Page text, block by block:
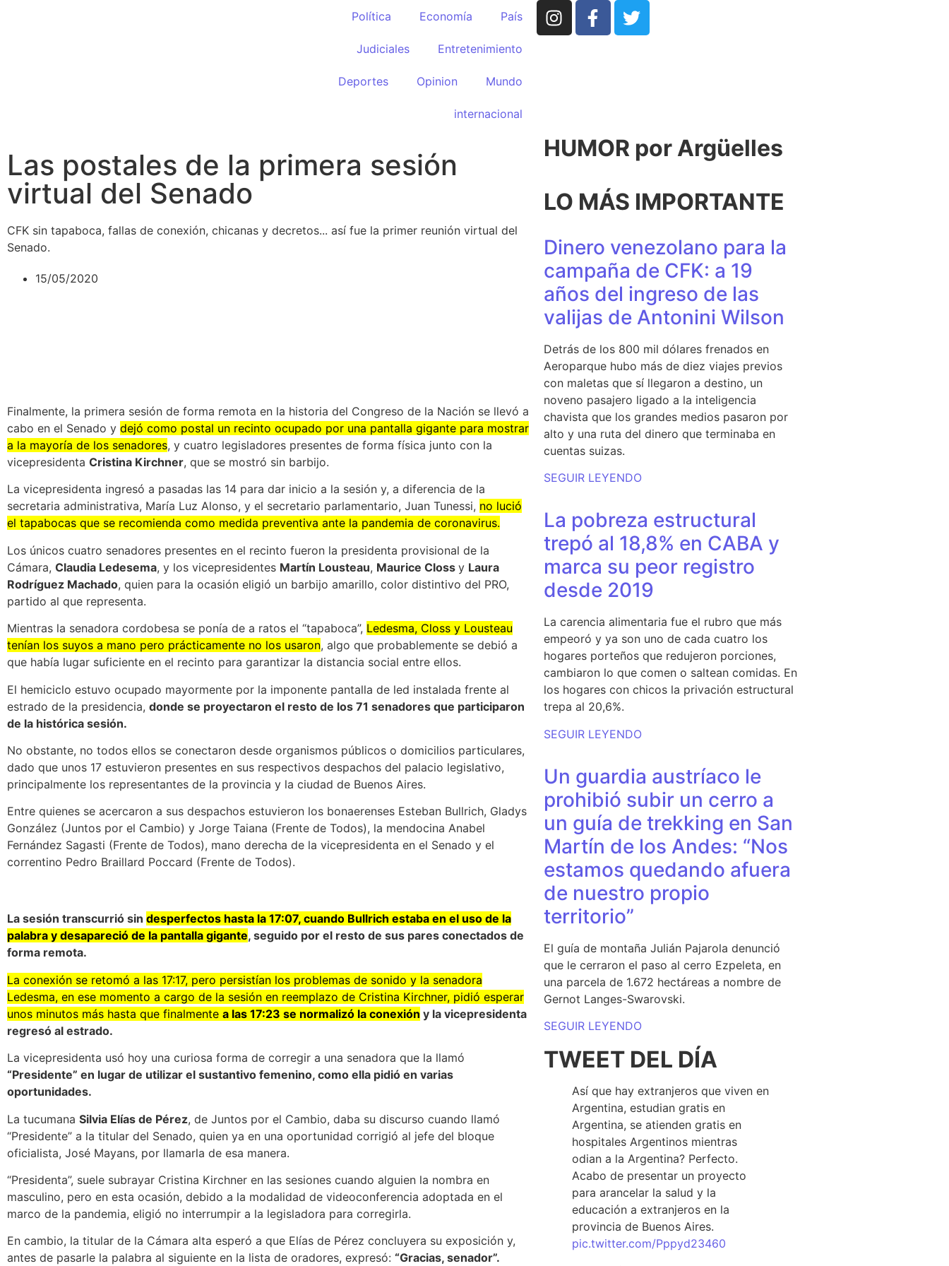
Política Economía País
Judiciales Entretenimiento
Deportes Opinion Mundo
internacional
Las postales de la primera sesión
virtual del Senado
CFK sin tapaboca, fallas de conexión, chicanas y decretos... así fue la primer reunión virtual del
Senado.
15/05/2020
Finalmente, la primera sesión de forma remota en la historia del Congreso de la Nación se llevó a
cabo en el Senado y dejó como postal un recinto ocupado por una pantalla gigante para mostrar
a la mayoría de los senadores, y cuatro legisladores presentes de forma física junto con la
vicepresidenta Cristina Kirchner, que se mostró sin barbijo.
La vicepresidenta ingresó a pasadas las 14 para dar inicio a la sesión y, a diferencia de la
secretaria administrativa, María Luz Alonso, y el secretario parlamentario, Juan Tunessi, no lució
el tapabocas que se recomienda como medida preventiva ante la pandemia de coronavirus.
Los únicos cuatro senadores presentes en el recinto fueron la presidenta provisional de la
Cámara, Claudia Ledesema, y los vicepresidentes Martín Lousteau, Maurice Closs y Laura
Rodríguez Machado, quien para la ocasión eligió un barbijo amarillo, color distintivo del PRO,
partido al que representa.
Mientras la senadora cordobesa se ponía de a ratos el “tapaboca”, Ledesma, Closs y Lousteau
tenían los suyos a mano pero prácticamente no los usaron, algo que probablemente se debió a
que había lugar suficiente en el recinto para garantizar la distancia social entre ellos.
El hemiciclo estuvo ocupado mayormente por la imponente pantalla de led instalada frente al
estrado de la presidencia, donde se proyectaron el resto de los 71 senadores que participaron
de la histórica sesión.
No obstante, no todos ellos se conectaron desde organismos públicos o domicilios particulares,
dado que unos 17 estuvieron presentes en sus respectivos despachos del palacio legislativo,
principalmente los representantes de la provincia y la ciudad de Buenos Aires.
Entre quienes se acercaron a sus despachos estuvieron los bonaerenses Esteban Bullrich, Gladys
González (Juntos por el Cambio) y Jorge Taiana (Frente de Todos), la mendocina Anabel
Fernández Sagasti (Frente de Todos), mano derecha de la vicepresidenta en el Senado y el
correntino Pedro Braillard Poccard (Frente de Todos).
La sesión transcurrió sin desperfectos hasta la 17:07, cuando Bullrich estaba en el uso de la
palabra y desapareció de la pantalla gigante, seguido por el resto de sus pares conectados de
forma remota.
La conexión se retomó a las 17:17, pero persistían los problemas de sonido y la senadora
Ledesma, en ese momento a cargo de la sesión en reemplazo de Cristina Kirchner, pidió esperar
unos minutos más hasta que finalmente a las 17:23 se normalizó la conexión y la vicepresidenta
regresó al estrado.
La vicepresidenta usó hoy una curiosa forma de corregir a una senadora que la llamó
“Presidente” en lugar de utilizar el sustantivo femenino, como ella pidió en varias
oportunidades.
La tucumana Silvia Elías de Pérez, de Juntos por el Cambio, daba su discurso cuando llamó
“Presidente” a la titular del Senado, quien ya en una oportunidad corrigió al jefe del bloque
oficialista, José Mayans, por llamarla de esa manera.
“Presidenta”, suele subrayar Cristina Kirchner en las sesiones cuando alguien la nombra en
masculino, pero en esta ocasión, debido a la modalidad de videoconferencia adoptada en el
marco de la pandemia, eligió no interrumpir a la legisladora para corregirla.
En cambio, la titular de la Cámara alta esperó a que Elías de Pérez concluyera su exposición y,
antes de pasarle la palabra al siguiente en la lista de oradores, expresó: “Gracias, senador”.
HUMOR por Argüelles​
LO MÁS IMPORTANTE
Dinero venezolano para la
campaña de CFK: a 19
años del ingreso de las
valijas de Antonini Wilson
Detrás de los 800 mil dólares frenados en
Aeroparque hubo más de diez viajes previos
con maletas que sí llegaron a destino, un
noveno pasajero ligado a la inteligencia
chavista que los grandes medios pasaron por
alto y una ruta del dinero que terminaba en
cuentas suizas.
SEGUIR LEYENDO
La pobreza estructural
trepó al 18,8% en CABA y
marca su peor registro
desde 2019
La carencia alimentaria fue el rubro que más
empeoró y ya son uno de cada cuatro los
hogares porteños que redujeron porciones,
cambiaron lo que comen o saltean comidas. En
los hogares con chicos la privación estructural
trepa al 20,6%.
SEGUIR LEYENDO
Un guardia austríaco le
prohibió subir un cerro a
un guía de trekking en San
Martín de los Andes: “Nos
estamos quedando afuera
de nuestro propio
territorio”
El guía de montaña Julián Pajarola denunció
que le cerraron el paso al cerro Ezpeleta, en
una parcela de 1.672 hectáreas a nombre de
Gernot Langes-Swarovski.
SEGUIR LEYENDO
TWEET DEL DÍA
Así que hay extranjeros que viven en
Argentina, estudian gratis en
Argentina, se atienden gratis en
hospitales Argentinos mientras
odian a la Argentina? Perfecto.
Acabo de presentar un proyecto
para arancelar la salud y la
educación a extranjeros en la
provincia de Buenos Aires.
pic.twitter.com/Pppyd23460